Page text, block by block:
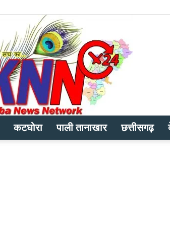
कटघोरा पाली तानाखार छत्तीसगढ़